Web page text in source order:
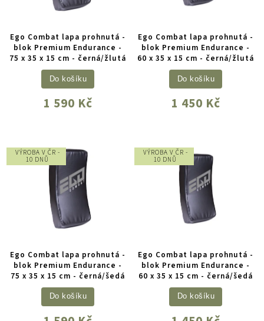
Ego Combat lapa prohnutá -
blok Premium Endurance -
75 x 35 x 15 cm - černá/žlutá
1 590 Kč
Do košíku
Ego Combat lapa prohnutá -
blok Premium Endurance -
60 x 35 x 15 cm - černá/žlutá
1 450 Kč
Do košíku
VÝROBA V ČR -
10 DNŮ
Ego Combat lapa prohnutá -
blok Premium Endurance -
75 x 35 x 15 cm - černá/šedá
Do košíku
VÝROBA V ČR -
10 DNŮ
Ego Combat lapa prohnutá -
blok Premium Endurance -
60 x 35 x 15 cm - černá/šedá
Do košíku